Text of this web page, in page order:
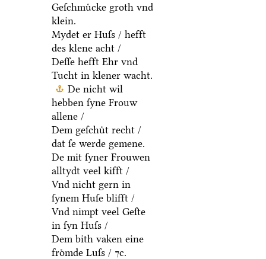
Geſchmuͤcke groth vnd
klein.
Mydet er Huſs / hefft
des klene acht /
Deſſe hefft Ehr vnd
Tucht in klener wacht.
De nicht wil
hebben ſyne Frouw
allene /
Dem geſchuͤt recht /
dat ſe werde gemene.
De mit ſyner Frouwen
alltydt veel kifft /
Vnd nicht gern in
ſynem Huſe blifft /
Vnd nimpt veel Geſte
in ſyn Huſs /
Dem bith vaken eine
froͤmde Luſs / ⁊c.